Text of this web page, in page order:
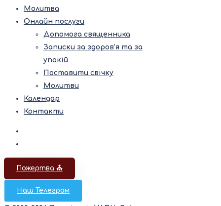
Молитва
Онлайн послуги
Допомога священника
Записки за здоров’я та за
упокій
Поставити свічку
Молитви
Календар
Контакти
Пожертва ⛪️
Наш Телеграм